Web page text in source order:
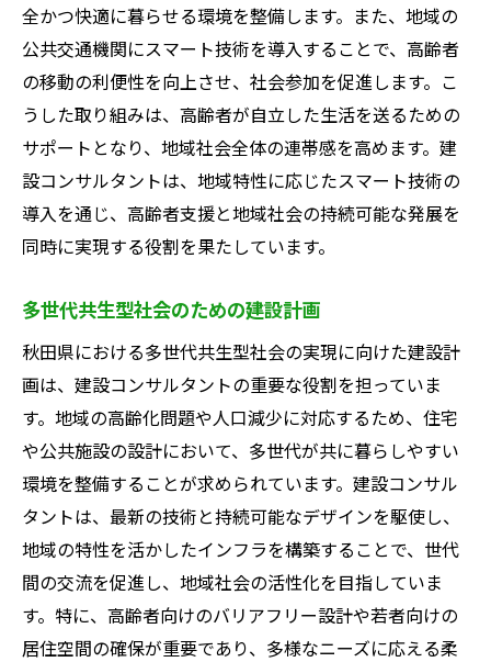
全かつ快適に暮らせる環境を整備します。また、地域の
公共交通機関にスマート技術を導入することで、高齢者
の移動の利便性を向上させ、社会参加を促進します。こ
うした取り組みは、高齢者が自立した生活を送るための
サポートとなり、地域社会全体の連帯感を高めます。建
設コンサルタントは、地域特性に応じたスマート技術の
導入を通じ、高齢者支援と地域社会の持続可能な発展を
同時に実現する役割を果たしています。
多世代共生型社会のための建設計画
秋田県における多世代共生型社会の実現に向けた建設計
画は、建設コンサルタントの重要な役割を担っていま
す。地域の高齢化問題や人口減少に対応するため、住宅
や公共施設の設計において、多世代が共に暮らしやすい
環境を整備することが求められています。建設コンサル
タントは、最新の技術と持続可能なデザインを駆使し、
地域の特性を活かしたインフラを構築することで、世代
間の交流を促進し、地域社会の活性化を目指していま
す。特に、高齢者向けのバリアフリー設計や若者向けの
居住空間の確保が重要であり、多様なニーズに応える柔